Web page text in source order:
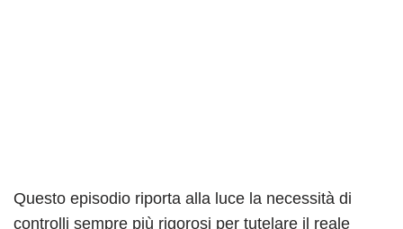
Questo episodio riporta alla luce la necessità di
controlli sempre più rigorosi per tutelare il reale